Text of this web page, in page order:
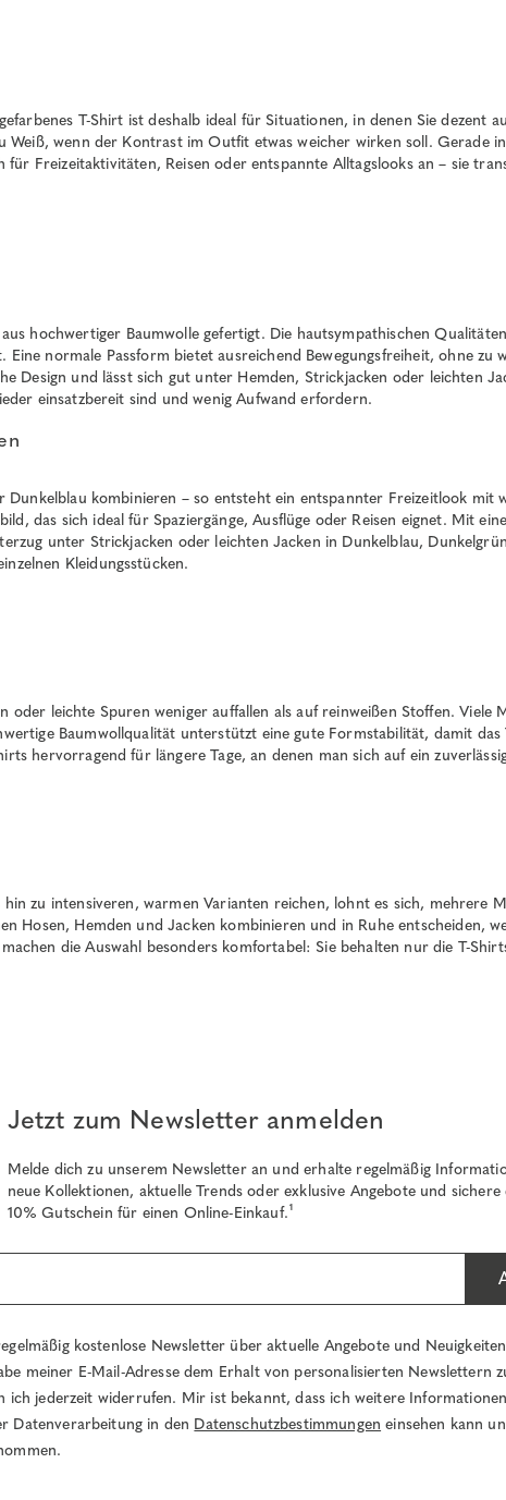
T-Shirt ist deshalb ideal für Situationen, in denen Sie dezent
Weiß, wenn der Kontrast im Outfit etwas weicher wirken soll.
Freizeitaktivitäten, Reisen oder entspannte Alltagslooks an – sie
hochwertiger Baumwolle gefertigt. Die hautsympathischen
normale Passform bietet ausreichend Bewegungsfreiheit, ohne
Design und lässt sich gut unter Hemden, Strickjacken oder leichten
einsatzbereit sind und wenig Aufwand erfordern.
Dunkelblau kombinieren – so entsteht ein entspannter Freizeitlook
das sich ideal für Spaziergänge, Ausflüge oder Reisen eignet. Mit
unter Strickjacken oder leichten Jacken in Dunkelblau,
Kleidungsstücken.
oder leichte Spuren weniger auffallen als auf reinweißen Stoffen. Viele
Baumwollqualität unterstützt eine gute Formstabilität, damit
hervorragend für längere Tage, an denen man sich auf ein
zu intensiveren, warmen Varianten reichen, lohnt es sich, mehrere
Hosen, Hemden und Jacken kombinieren und in Ruhe entscheiden,
die Auswahl besonders komfortabel: Sie behalten nur die T-
Jetzt zum Newsletter anmelden
Melde dich zu unserem Newsletter an und erhalte regelmäßig
neue Kollektionen, aktuelle Trends oder exklusive Angebote und sichere
10% Gutschein für einen Online-Einkauf.¹
kostenlose Newsletter über aktuelle Angebote und
meiner E-Mail-Adresse dem Erhalt von personalisierten Newslettern
ich jederzeit widerrufen. Mir ist bekannt, dass ich weitere
Datenverarbeitung in den Datenschutzbestimmungen einsehen kann